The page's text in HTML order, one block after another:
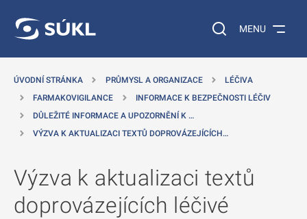
Vyhledávání na
MENU
ÚVODNÍ STRÁNKA PRŮMYSL A ORGANIZACE
LÉČIVA
FARMAKOVIGILANCE
INFORMACE K BEZPEČNOSTI LÉČIV
DŮLEŽITÉ INFORMACE A UPOZORNĚNÍ K …
VÝZVA K AKTUALIZACI TEXTŮ DOPROVÁZEJÍCÍCH…
Výzva k aktualizaci textů
doprovázejících léčivé